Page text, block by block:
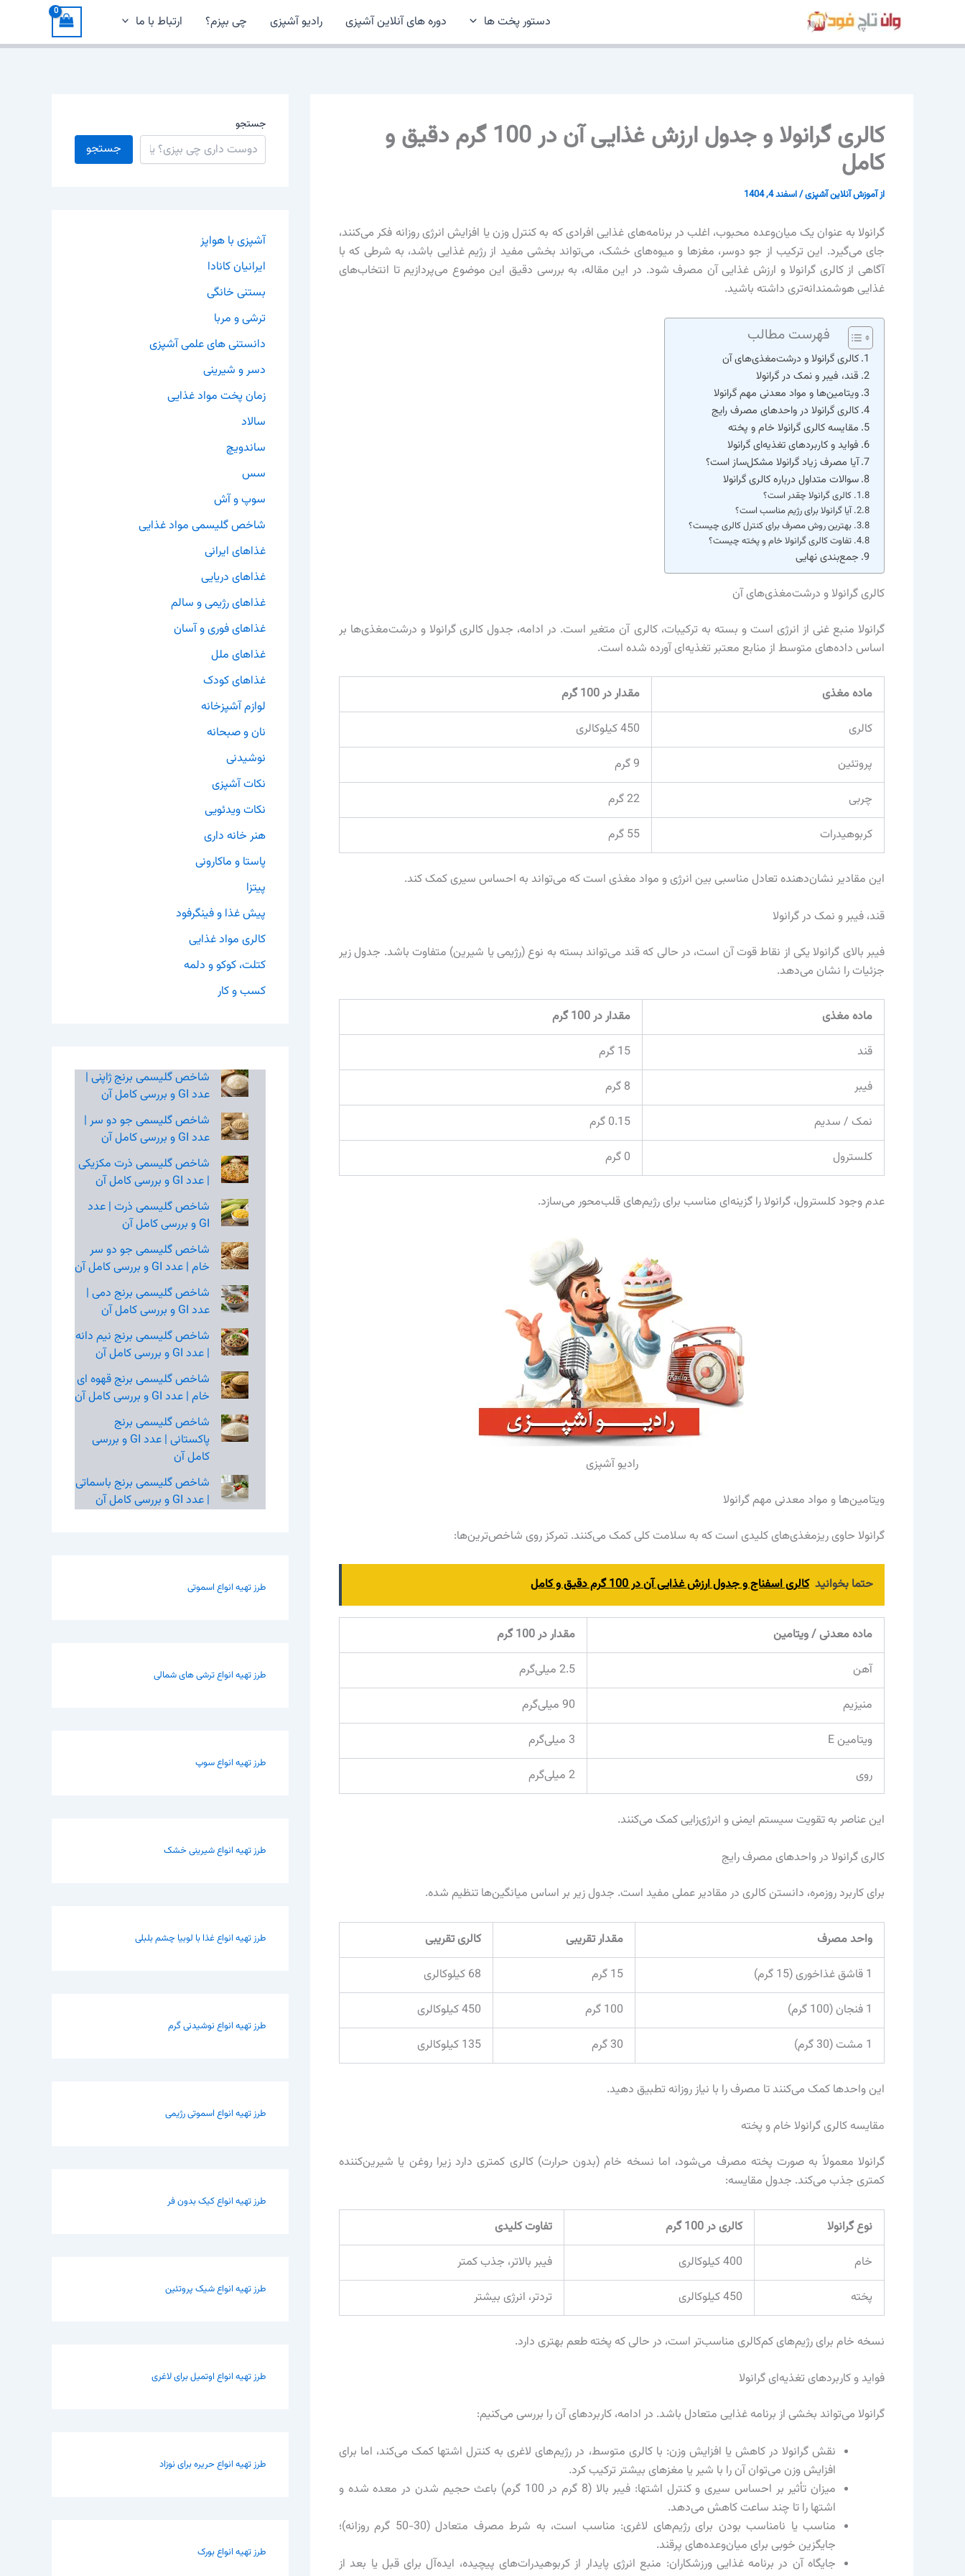
محتوا
دستور پخت ها دوره های آنلاین آشپزی رادیو آشپزی چی بپزم؟ ارتباط با ما
کالری گرانولا و جدول ارزش غذایی آن در 100 گرم دقیق و
کامل
ازآموزش آنلاین آشپزی/اسفند 4, 1404
گرانولا به عنوان یک میان‌وعده محبوب، اغلب در برنامه‌های غذایی افرادی که به کنترل وزن یا افزایش انرژی روزانه فکر می‌کنند،
جای می‌گیرد. این ترکیب از جو دوسر، مغزها و میوه‌های خشک، می‌تواند بخشی مفید از رژیم غذایی باشد، به شرطی که با
آگاهی از کالری گرانولا و ارزش غذایی آن مصرف شود. در این مقاله، به بررسی دقیق این موضوع می‌پردازیم تا انتخاب‌های
غذایی هوشمندانه‌تری داشته باشید.
فهرست مطالب
کالری گرانولا و درشت‌مغذی‌های آن
قند، فیبر و نمک در گرانولا
ویتامین‌ها و مواد معدنی مهم گرانولا
کالری گرانولا در واحدهای مصرف رایج
مقایسه کالری گرانولا خام و پخته
فواید و کاربردهای تغذیه‌ای گرانولا
آیا مصرف زیاد گرانولا مشکل‌ساز است؟
سوالات متداول درباره کالری گرانولا
کالری گرانولا چقدر است؟
آیا گرانولا برای رژیم مناسب است؟
بهترین روش مصرف برای کنترل کالری چیست؟
تفاوت کالری گرانولا خام و پخته چیست؟
جمع‌بندی نهایی
کالری گرانولا و درشت‌مغذی‌های آن
گرانولا منبع غنی از انرژی است و بسته به ترکیبات، کالری آن متغیر است. در ادامه، جدول کالری گرانولا و درشت‌مغذی‌ها بر
اساس داده‌های متوسط از منابع معتبر تغذیه‌ای آورده شده است.
ماده مغذی
مقدار در 100 گرم
کالری
450 کیلوکالری
پروتئین
9 گرم
چربی
22 گرم
کربوهیدرات
55 گرم
این مقادیر نشان‌دهنده تعادل مناسبی بین انرژی و مواد مغذی است که می‌تواند به احساس سیری کمک کند.
قند، فیبر و نمک در گرانولا
فیبر بالای گرانولا یکی از نقاط قوت آن است، در حالی که قند می‌تواند بسته به نوع (رژیمی یا شیرین) متفاوت باشد. جدول زیر
جزئیات را نشان می‌دهد.
ماده مغذی
مقدار در 100 گرم
قند
15 گرم
فیبر
8 گرم
نمک / سدیم
0.15 گرم
کلسترول
0 گرم
عدم وجود کلسترول، گرانولا را گزینه‌ای مناسب برای رژیم‌های قلب‌محور می‌سازد.
رادیو آشپزی
ویتامین‌ها و مواد معدنی مهم گرانولا
گرانولا حاوی ریزمغذی‌های کلیدی است که به سلامت کلی کمک می‌کنند. تمرکز روی شاخص‌ترین‌ها:
حتما بخوانید کالری اسفناج و جدول ارزش غذایی آن در 100 گرم دقیق و کامل
ماده معدنی / ویتامین
مقدار در 100 گرم
آهن
2.5 میلی‌گرم
منیزیم
90 میلی‌گرم
ویتامین E
3 میلی‌گرم
روی
2 میلی‌گرم
این عناصر به تقویت سیستم ایمنی و انرژی‌زایی کمک می‌کنند.
کالری گرانولا در واحدهای مصرف رایج
برای کاربرد روزمره، دانستن کالری در مقادیر عملی مفید است. جدول زیر بر اساس میانگین‌ها تنظیم شده.
واحد مصرف مقدار تقریبی
کالری تقریبی
1 قاشق غذاخوری (15 گرم)
15 گرم
68 کیلوکالری
1 فنجان (100 گرم)
100 گرم
450 کیلوکالری
1 مشت (30 گرم)
30 گرم 135 کیلوکالری
این واحدها کمک می‌کنند تا مصرف را با نیاز روزانه تطبیق دهید.
مقایسه کالری گرانولا خام و پخته
گرانولا معمولاً به صورت پخته مصرف می‌شود، اما نسخه خام (بدون حرارت) کالری کمتری دارد زیرا روغن یا شیرین‌کننده
کمتری جذب می‌کند. جدول مقایسه:
نوع گرانولا کالری در 100 گرم
تفاوت کلیدی
خام
400 کیلوکالری
فیبر بالاتر، جذب کمتر
پخته
450 کیلوکالری تردتر، انرژی بیشتر
نسخه خام برای رژیم‌های کم‌کالری مناسب‌تر است، در حالی که پخته طعم بهتری دارد.
فواید و کاربردهای تغذیه‌ای گرانولا
گرانولا می‌تواند بخشی از برنامه غذایی متعادل باشد. در ادامه، کاربردهای آن را بررسی می‌کنیم:
نقش گرانولا در کاهش یا افزایش وزن: با کالری متوسط، در رژیم‌های لاغری به کنترل اشتها کمک می‌کند، اما برای
افزایش وزن می‌توان آن را با شیر یا مغزهای بیشتر ترکیب کرد.
میزان تأثیر بر احساس سیری و کنترل اشتها: فیبر بالا (8 گرم در 100 گرم) باعث حجیم شدن در معده شده و
اشتها را تا چند ساعت کاهش می‌دهد.
مناسب یا نامناسب بودن برای رژیم‌های لاغری: مناسب است، به شرط مصرف متعادل (30-50 گرم روزانه)؛
جایگزین خوبی برای میان‌وعده‌های پرقند.
جایگاه آن در برنامه غذایی ورزشکاران: منبع انرژی پایدار از کربوهیدرات‌های پیچیده، ایده‌آل برای قبل یا بعد از
جستجو
جستجو
آشپزی با هواپز
ایرانیان کانادا
بستنی خانگی
ترشی و مربا
دانستنی های علمی آشپزی
دسر و شیرینی
زمان پخت مواد غذایی
سالاد
ساندویچ
سس
سوپ و آش
شاخص گلیسمی مواد غذایی
غذاهای ایرانی
غذاهای دریایی
غذاهای رژیمی و سالم
غذاهای فوری و آسان
غذاهای ملل
غذاهای کودک
لوازم آشپزخانه
نان و صبحانه
نوشیدنی
نکات آشپزی
نکات ویدئویی
هنر خانه داری
پاستا و ماکارونی
پیتزا
پیش غذا و فینگرفود
کالری مواد غذایی
کتلت، کوکو و دلمه
کسب و کار
شاخص گلیسمی برنج ژاپنی |
عدد GI و بررسی کامل آن
شاخص گلیسمی جو دو سر |
عدد GI و بررسی کامل آن
شاخص گلیسمی ذرت مکزیکی
| عدد GI و بررسی کامل آن
شاخص گلیسمی ذرت | عدد
GI و بررسی کامل آن
شاخص گلیسمی جو دو سر
خام | عدد GI و بررسی کامل آن
شاخص گلیسمی برنج دمی |
عدد GI و بررسی کامل آن
شاخص گلیسمی برنج نیم‌ دانه
| عدد GI و بررسی کامل آن
شاخص گلیسمی برنج قهوه‌ ای
خام | عدد GI و بررسی کامل آن
شاخص گلیسمی برنج
پاکستانی | عدد GI و بررسی
کامل آن
شاخص گلیسمی برنج باسماتی
| عدد GI و بررسی کامل آن
طرز تهیه انواع اسموتی
طرز تهیه انواع ترشی های شمالی
طرز تهیه انواع سوپ
طرز تهیه انواع شیرینی خشک
طرز تهیه انواع غذا با لوبیا چشم بلبلی
طرز تهیه انواع نوشیدنی گرم
طرز تهیه انواع اسموتی رژیمی
طرز تهیه انواع کیک بدون فر
طرز تهیه انواع شیک پروتئین
طرز تهیه انواع اوتمیل برای لاغری
طرز تهیه انواع حریره برای نوزاد
طرز تهیه انواع بورک